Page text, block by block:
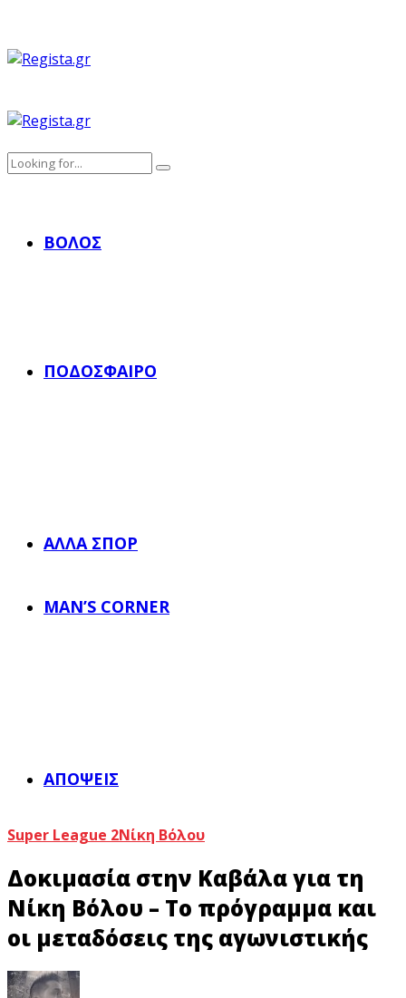
ΒΌΛΟΣ
ΠΟΔΌΣΦΑΙΡΟ
ΆΛΛΑ ΣΠΟΡ
MAN’S CORNER
ΑΠΌΨΕΙΣ
Super League 2Νίκη Βόλου
Δοκιμασία στην Καβάλα για τη
Νίκη Βόλου – Το πρόγραμμα και
οι μεταδόσεις της αγωνιστικής